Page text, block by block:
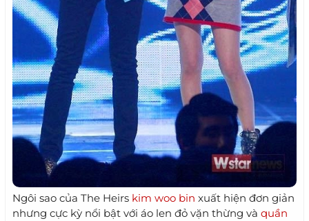
Ngôi sao của The Heirs kim woo bin xuất hiện đơn giản
nhưng cực kỳ nổi bật với áo len đỏ vặn thừng và quần